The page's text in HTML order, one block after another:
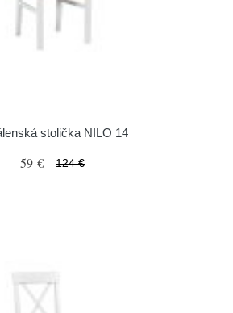
stolička NILO 14
59 € 124 €